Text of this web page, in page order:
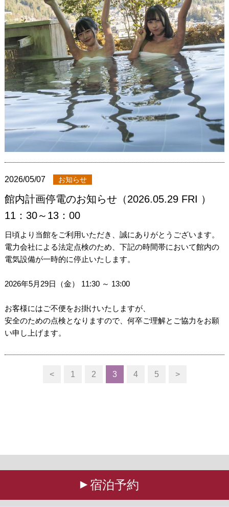
2026/05/07 お知らせ
館内計画停電のお知らせ（2026.05.29 FRI ）
11：30～13：00
日頃より当館をご利用いただき、誠にありがとうございます。
電力会社による法定点検のため、下記の時間帯において館内の
電気設備が一時的に停止いたします。
2026年5月29日（金） 11:30 ～ 13:00
お客様にはご不便をお掛けいたしますが、
安全のための点検となりますので、何卒ご理解とご協力をお願
い申し上げます。
< 1 2 3 4 5 >
宿泊予約